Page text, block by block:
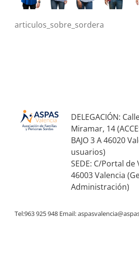
articulos_sobre_sordera
DELEGACIÓN:
Miramar, 14
BAJO 3 A 46020
usuarios)
SEDE: C/Portal de
46003 Valencia
Administración)
Tel:963 925 948 Email: